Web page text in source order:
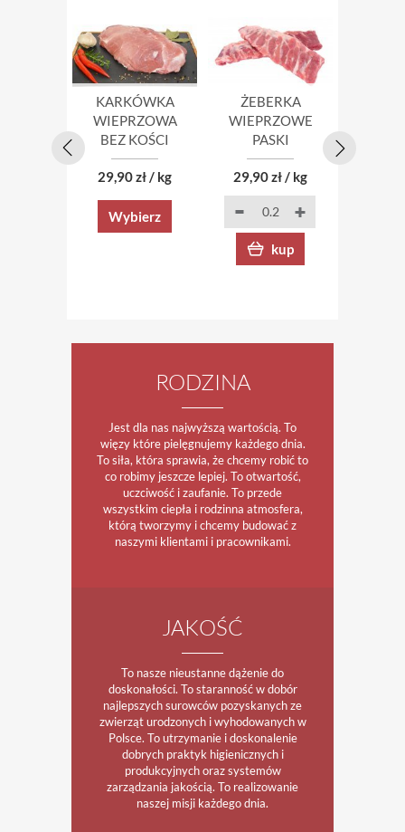
KARKÓWKA
WIEPRZOWA
BEZ KOŚCI
29,90 zł / kg
Wybierz
ŻEBERKA
WIEPRZOWE
PASKI
29,90 zł / kg
kup
RODZINA
Jest dla nas najwyższą wartością. To
więzy które pielęgnujemy każdego dnia.
To siła, która sprawia, że chcemy robić to
co robimy jeszcze lepiej. To otwartość,
uczciwość i zaufanie. To przede
wszystkim ciepła i rodzinna atmosfera,
którą tworzymy i chcemy budować z
naszymi klientami i pracownikami.
JAKOŚĆ
To nasze nieustanne dążenie do
doskonałości. To staranność w dobór
najlepszych surowców pozyskanych ze
zwierząt urodzonych i wyhodowanych w
Polsce. To utrzymanie i doskonalenie
dobrych praktyk higienicznych i
produkcyjnych oraz systemów
zarządzania jakością. To realizowanie
naszej misji każdego dnia.